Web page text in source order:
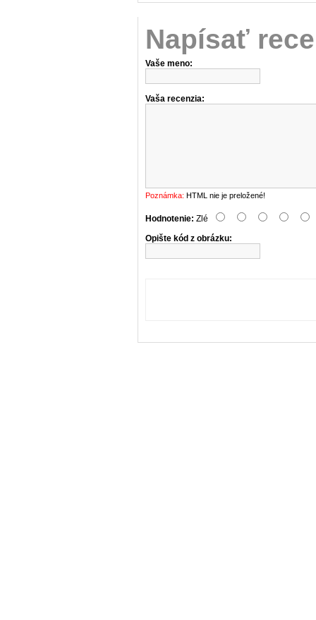
Napísať
Vaše meno:
Vaša recenzia:
Poznámka: HTML nie je preložené!
Hodnotenie: Zlé
Opište kód z obrázku: